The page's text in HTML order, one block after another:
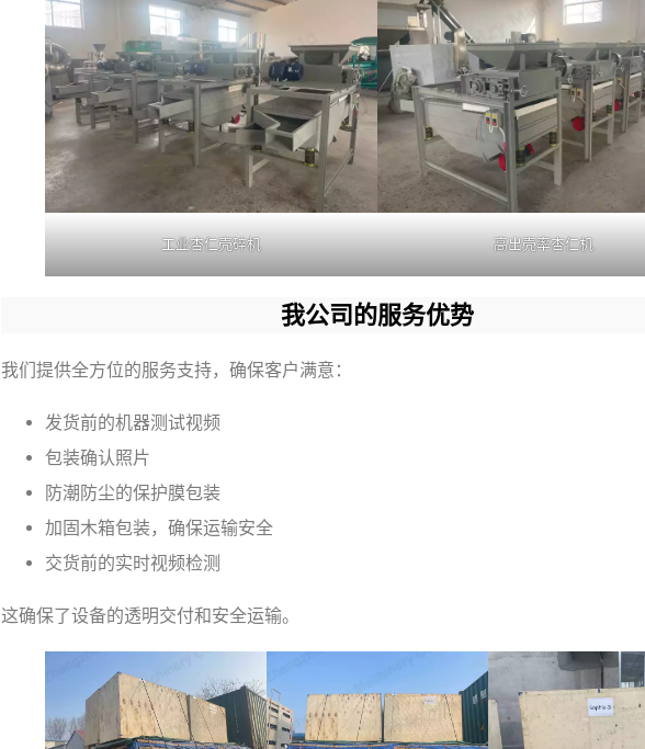
工业杏仁壳碎机 高出壳率杏仁机
我公司的服务优势
我们提供全方位的服务支持，确保客户满意：
发货前的机器测试视频
包装确认照片
防潮防尘的保护膜包装
加固木箱包装，确保运输安全
交货前的实时视频检测
这确保了设备的透明交付和安全运输。